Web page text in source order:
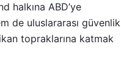
halkına ABD’ye
de uluslararası güvenlik
topraklarına katmak